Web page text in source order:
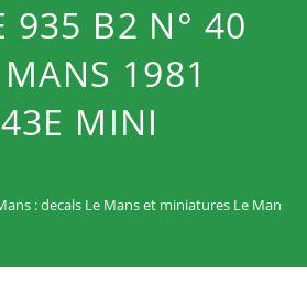
935 B2 N° 40
MANS 1981
MINI
: decals Le Mans et miniatures Le Mans